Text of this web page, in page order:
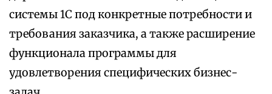
системы 1С под конкретные потребности и
требования заказчика, а также расширение
функционала программы для
удовлетворения специфических бизнес-